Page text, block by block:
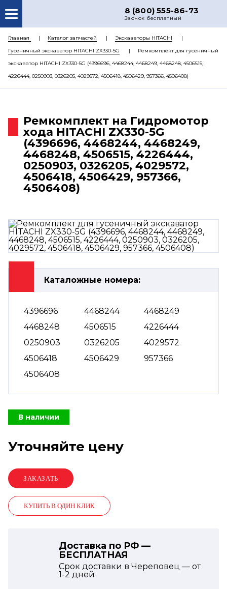
8 (800) 555-86-73
Звонок бесплатный
О НАС
КАТАЛОГ ЗАПЧАСТЕЙ
РЕМОНТ
КОНТАКТЫ
Главная Каталог запчастей
Экскаваторы HITACHI
Гусеничный экскаватор HITACHI ZX330-5G
Ремкомплект для гусеничный
экскаватор HITACHI ZX330-5G (4396696, 4468244, 4468249, 4468248, 4506515,
4226444, 0250903, 0326205, 4029572, 4506418, 4506429, 957366, 4506408)
Ремкомплект на Гидромотор
хода HITACHI ZX330-5G
(4396696, 4468244, 4468249,
4468248, 4506515, 4226444,
0250903, 0326205, 4029572,
4506418, 4506429, 957366,
4506408)
Каталожные номера:
4396696 4468244
4468249
4468248
4506515
4226444
0250903
0326205
4029572
4506418
4506429
957366
4506408
В наличии
Уточняйте цену
КУПИТЬ В ОДИН КЛИК
Доставка по РФ —
БЕСПЛАТНАЯ
Срок доставки в Череповец — от
1-2 дней